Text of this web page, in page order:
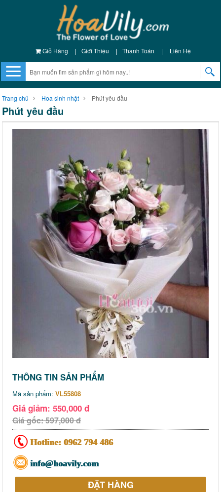
Giỏ Hàng | Giới Thiệu | Thanh Toán | Liên Hệ
Trang chủ Hoa sinh nhật Phút yêu đầu
Phút yêu đầu
THÔNG TIN SẢN PHẨM
Mã sản phẩm: VL55808
Giá giảm: 550,000 đ
Giá gốc: 597,000 đ
Hotline: 0962 794 486
info@hoavily.com
ĐẶT HÀNG